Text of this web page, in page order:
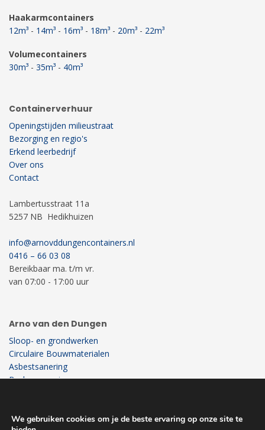
Haakarmcontainers
12m³ - 14m³ - 16m³ - 18m³ - 20m³ - 22m³
Volumecontainers
30m³ - 35m³ - 40m³
Containerverhuur
Openingstijden milieustraat
Bezorging en regio's
Erkend leerbedrijf
Over ons
Contact
Lambertusstraat 11a
5257 NB Hedikhuizen
info@arnovddungencontainers.nl
0416 – 66 03 08
Bereikbaar ma. t/m vr.
van 07:00 - 17:00 uur
Arno van den Dungen
Sloop- en grondwerken
Circulaire Bouwmaterialen
Asbestsanering
Bodemsanering
We gebruiken cookies om je de beste ervaring op onze site te